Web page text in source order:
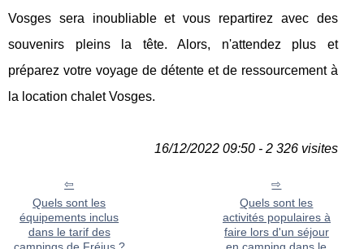
Vosges sera inoubliable et vous repartirez avec des
souvenirs pleins la tête. Alors, n'attendez plus et
préparez votre voyage de détente et de ressourcement à
la location chalet Vosges.
16/12/2022 09:50 - 2 326 visites
Quels sont les
équipements inclus
dans le tarif des
campings de Fréjus ?
Quels sont les
activités populaires à
faire lors d'un séjour
en camping dans le